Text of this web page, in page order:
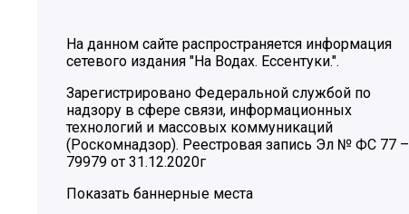
На данном сайте распространяется информация
сетевого издания "На Водах. Ессентуки.".
Зарегистрировано Федеральной службой по
надзору в сфере связи, информационных
технологий и массовых коммуникаций
(Роскомнадзор). Реестровая запись Эл № ФС 77 –
79979 от 31.12.2020г
Показать баннерные места